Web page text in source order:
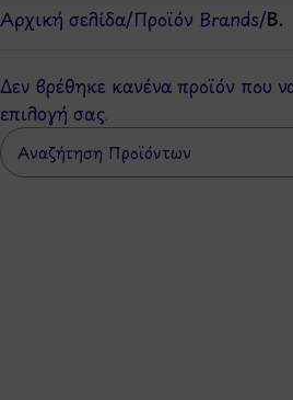
Αρχική σελίδα/Προϊόν Brands/B.
Δεν βρέθηκε κανένα προϊόν που
επιλογή σας.